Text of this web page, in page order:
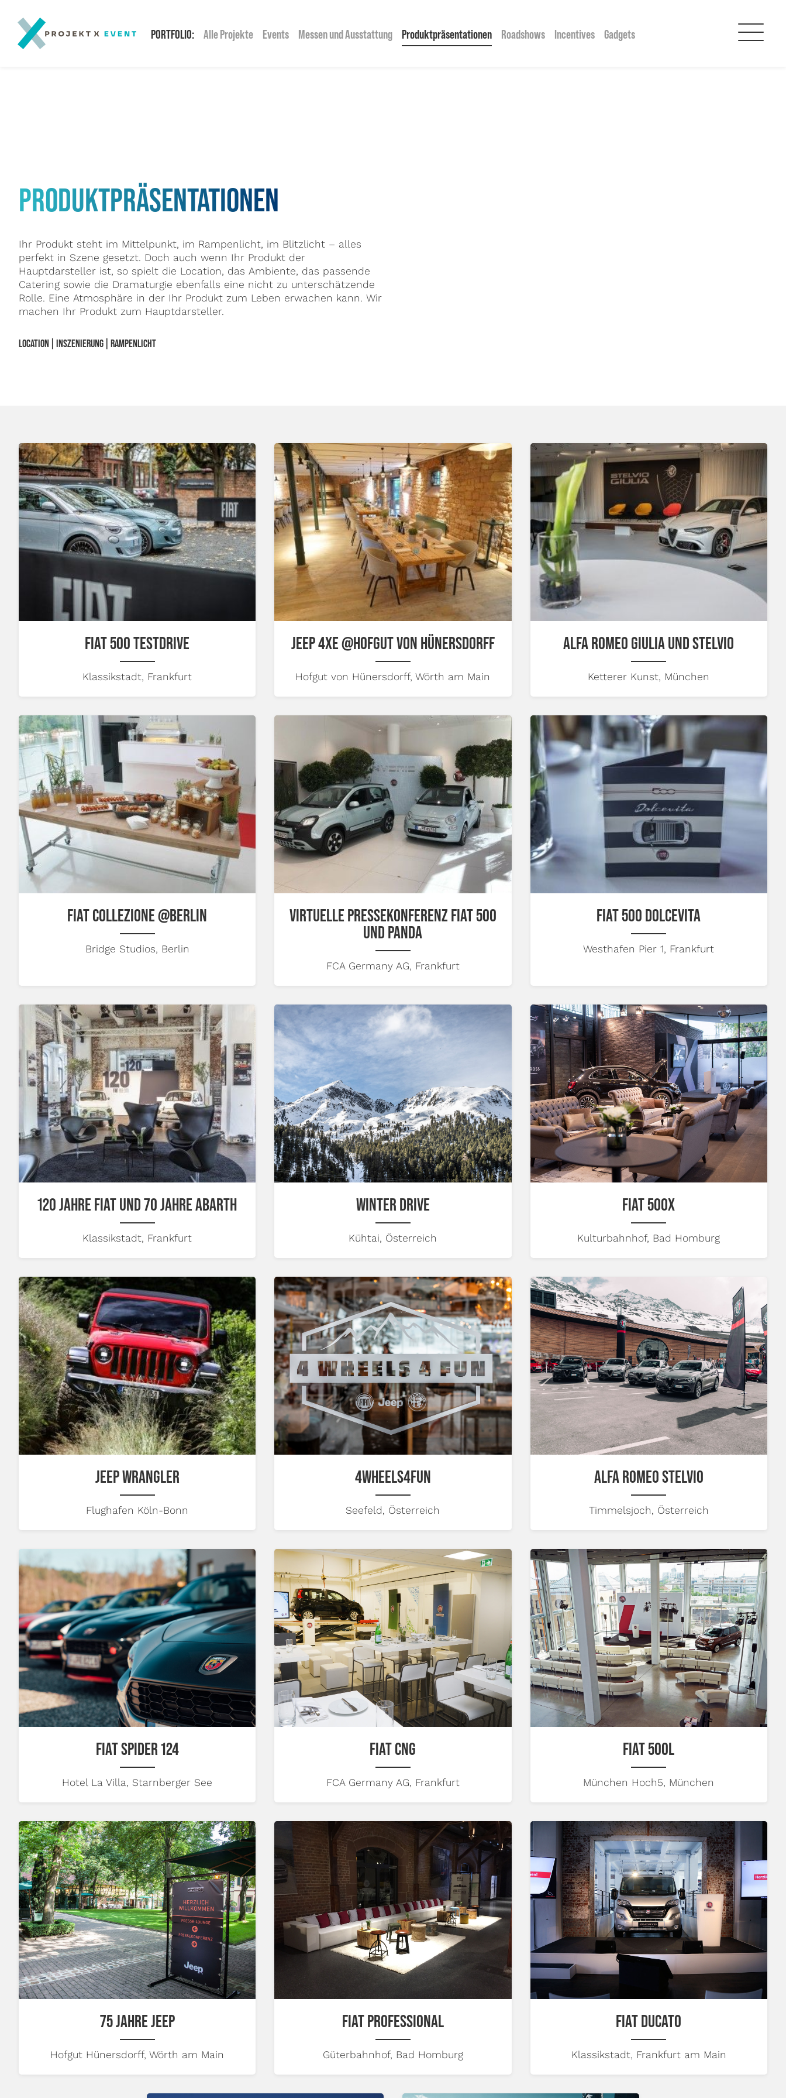
PORTFOLIO: Alle Projekte Events Messen und Ausstattung Produktpräsentationen Roadshows Incentives Gadgets
PRODUKTPRÄSENTATIONEN
Ihr Produkt steht im Mittelpunkt, im Rampenlicht, im Blitzlicht – alles
perfekt in Szene gesetzt. Doch auch wenn Ihr Produkt der
Hauptdarsteller ist, so spielt die Location, das Ambiente, das passende
Catering sowie die Dramaturgie ebenfalls eine nicht zu unterschätzende
Rolle. Eine Atmosphäre in der Ihr Produkt zum Leben erwachen kann. Wir
machen Ihr Produkt zum Hauptdarsteller.
LOCATION | INSZENIERUNG | RAMPENLICHT
FIAT 500 TESTDRIVE
Klassikstadt, Frankfurt
JEEP 4XE @HOFGUT VON HÜNERSDORFF
Hofgut von Hünersdorff, Wörth am Main
ALFA ROMEO GIULIA UND STELVIO
Ketterer Kunst, München
FIAT COLLEZIONE @BERLIN
Bridge Studios, Berlin
VIRTUELLE PRESSEKONFERENZ FIAT 500
UND PANDA
FCA Germany AG, Frankfurt
FIAT 500 DOLCEVITA
Westhafen Pier 1, Frankfurt
120 JAHRE FIAT UND 70 JAHRE ABARTH
Klassikstadt, Frankfurt
WINTER DRIVE
Kühtai, Österreich
FIAT 500X
Kulturbahnhof, Bad Homburg
JEEP WRANGLER
Flughafen Köln-Bonn
4WHEELS4FUN
Seefeld, Österreich
ALFA ROMEO STELVIO
Timmelsjoch, Österreich
FIAT SPIDER 124
Hotel La Villa, Starnberger See
FIAT CNG
FCA Germany AG, Frankfurt
FIAT 500L
München Hoch5, München
75 JAHRE JEEP
Hofgut Hünersdorff, Wörth am Main
FIAT PROFESSIONAL
Güterbahnhof, Bad Homburg
FIAT DUCATO
Klassikstadt, Frankfurt am Main